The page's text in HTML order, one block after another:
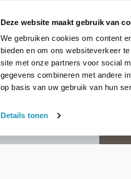
Deze website maakt gebruik van
We gebruiken cookies om content
bieden en om ons websiteverkeer
site met onze partners voor social
gegevens combineren met andere
op basis van uw gebruik van hun
Details tonen